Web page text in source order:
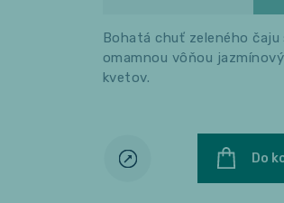
Bohatá chuť zeleného čaju
omamnou vôňou
kvetov.
Do